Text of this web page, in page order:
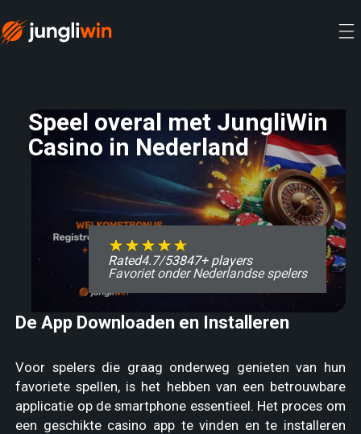
Speel overal met JungliWin
Casino in Nederland
Rated4.7/53847+ players
Favoriet onder Nederlandse spelers
De App Downloaden en Installeren
Voor spelers die graag onderweg genieten van hun
favoriete spellen, is het hebben van een betrouwbare
applicatie op de smartphone essentieel. Het proces om
een geschikte casino app te vinden en te installeren